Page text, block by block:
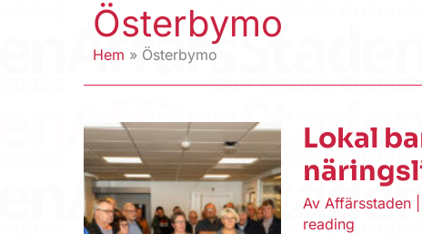
Österbymo
Hem Österbymo
Lokal
AvAffärsstaden
reading